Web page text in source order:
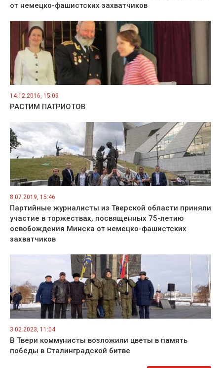
от немецко-фашистских захватчиков
14.12.2016, 15:09
РАСТИМ ПАТРИОТОВ
8.07.2019, 15:46
Партийные журналисты из Тверской области приняли
участие в торжествах, посвященных 75-летию
освобождения Минска от немецко-фашистских
захватчиков
3.02.2023, 11:04
В Твери коммунисты возложили цветы в память
победы в Сталинградской битве